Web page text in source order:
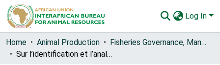
Log In
Communities & Collections
Home Animal Production
Fisheries Governance, Management and Blue Economy [FishGov1 and 2]
Sur l’identification et l’analyse des instruments prioritaires liés à la pêche et l’aquaculture dans les états membres de l’union afrique (EMS DE L’UA) : un pas vers leur domestication pour une gouvernance améliorée des pêches: Note de politique